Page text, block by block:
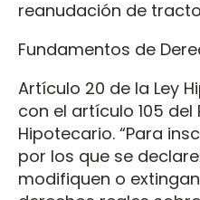
reanudación de
Fundamentos de
Artículo 20 de la Ley
con el artículo 105 del
Hipotecario. “Para
por los que se
modifiquen o